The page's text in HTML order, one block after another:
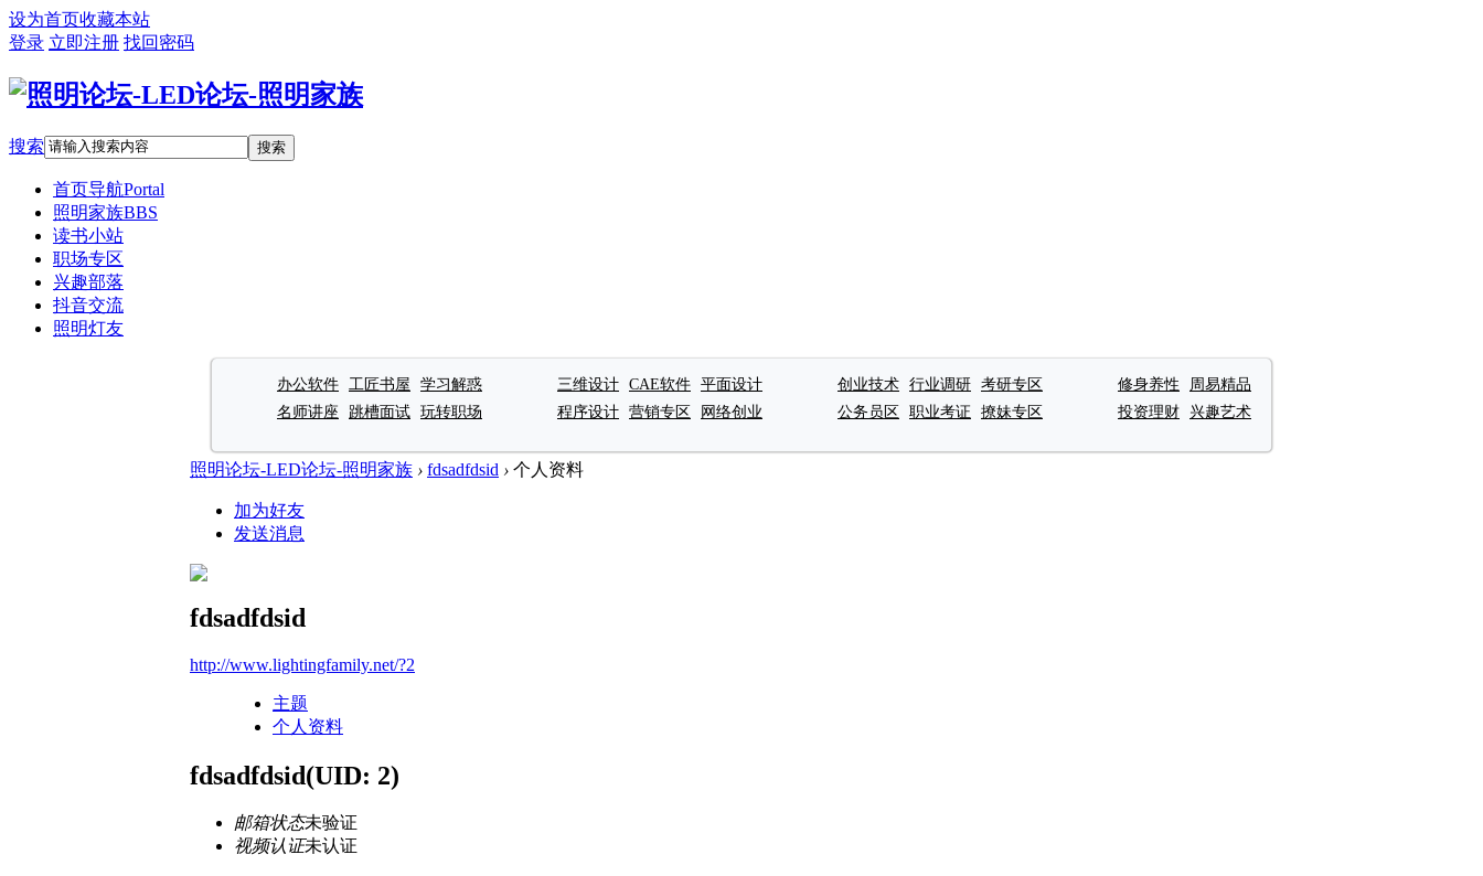
设为首页收藏本站
登录 立即注册 找回密码
搜索 搜索
首页导航Portal
照明家族BBS
读书小站
职场专区
兴趣部落
抖音交流
照明灯友
办公软件 工匠书屋
学习解惑
名师讲座
跳槽面试 玩转职场
三维设计 CAE软件 平面设计
程序设计 营销专区 网络创业
创业技术 行业调研 考研专区
公务员区
职业考证 撩妹专区
修身养性
周易精品
投资理财
兴趣艺术
照明论坛-LED论坛-照明家族 › fdsadfdsid › 个人资料
加为好友
发送消息
fdsadfdsid
http://www.lightingfamily.net/?2
主题
个人资料
fdsadfdsid(UID: 2)
邮箱状态未验证
视频认证未认证